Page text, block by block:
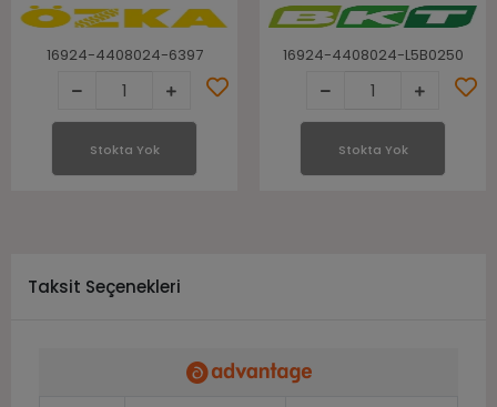
Telehandler Ve
Manitou Lastiği
16924-4408024-6397
Stokta Yok
Telehandler Ve
Manitou Lastiği
16924-4408024-L5B0250
Stokta Yok
Taksit Seçenekleri